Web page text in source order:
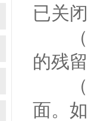
已关
（2
的残
（3
面。